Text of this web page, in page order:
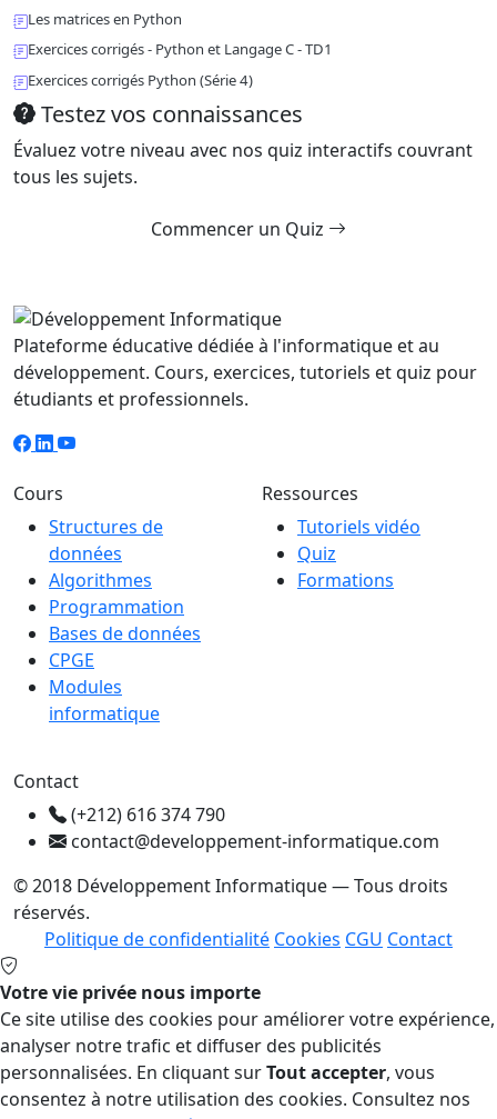
Les matrices en Python
Exercices corrigés - Python et Langage C - TD1
Exercices corrigés Python (Série 4)
Testez vos connaissances
Évaluez votre niveau avec nos quiz interactifs couvrant
tous les sujets.
Commencer un Quiz
Plateforme éducative dédiée à l'informatique et au
développement. Cours, exercices, tutoriels et quiz pour
étudiants et professionnels.
Cours
Structures de
données
Algorithmes
Programmation
Bases de données
CPGE
Modules
informatique
Ressources
Tutoriels vidéo
Quiz
Formations
Contact
(+212) 616 374 790
contact@developpement-informatique.com
© 2018 Développement Informatique — Tous droits
réservés.
Politique de confidentialité Cookies CGU Contact
Votre vie privée nous importe
Ce site utilise des cookies pour améliorer votre expérience,
analyser notre trafic et diffuser des publicités
personnalisées. En cliquant surTout accepter, vous
consentez à notre utilisation des cookies. Consultez nos